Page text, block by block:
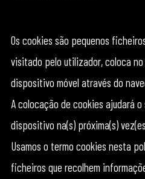
Os cookies são pequenos
visitado pelo utilizador, coloca
dispositivo móvel através do
A colocação de cookies ajudará
dispositivo na(s) próxima(s)
Usamos o termo cookies nesta
ficheiros que recolhem